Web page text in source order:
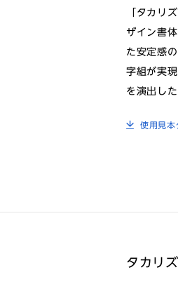
「タカリ
ザイン書
た安定感
字組が実
を演出し
使用見本
タカリ